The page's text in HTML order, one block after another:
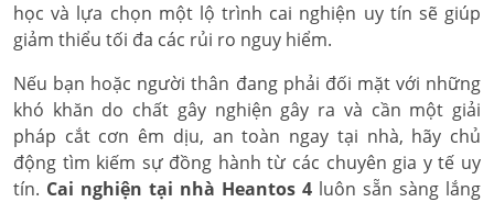
học và lựa chọn một lộ trình cai nghiện uy tín sẽ giúp
giảm thiểu tối đa các rủi ro nguy hiểm.
Nếu bạn hoặc người thân đang phải đối mặt với những
khó khăn do chất gây nghiện gây ra và cần một giải
pháp cắt cơn êm dịu, an toàn ngay tại nhà, hãy chủ
động tìm kiếm sự đồng hành từ các chuyên gia y tế uy
tín. Cai nghiện tại nhà Heantos 4 luôn sẵn sàng lắng